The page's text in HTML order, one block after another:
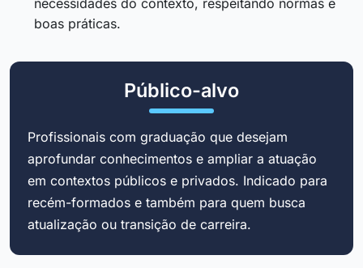
boas práticas.
Público-alvo
Profissionais com graduação que desejam
aprofundar conhecimentos e ampliar a atuação
em contextos públicos e privados. Indicado para
recém-formados e também para quem busca
atualização ou transição de carreira.